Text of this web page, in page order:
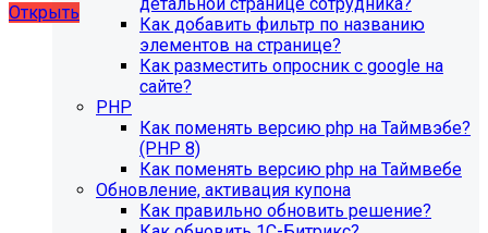
Открыть
Как добавить фильтр по названию
элементов на странице?
Как разместить опросник с google на
сайте?
PHP
Как поменять версию php на Таймвэбе?
(PHP 8)
Как поменять версию php на Таймвебе
Обновление, активация купона
Как правильно обновить решение?